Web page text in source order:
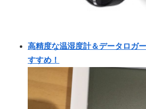
高精度な温湿度計＆データロガ
すすめ！